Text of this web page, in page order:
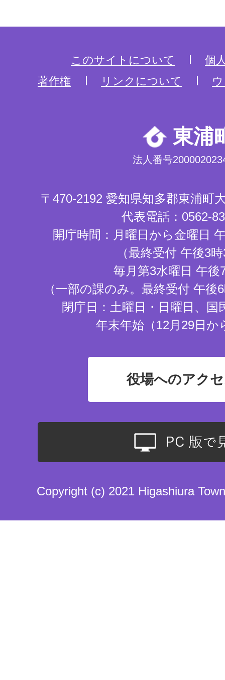
このサイトについて
個
著作権
リンクについて
東浦
法人番号
〒470-2192 愛知県知多郡東浦町
代表電話：0562-
開庁時間：月曜日から金曜日
（最終受付 午後3
毎月第3水曜日 午後
（一部の課のみ。最終受付 午
閉庁日：土曜日・日曜日、国
年末年始（12月29日か
役場へのアク
Copyright (c) 2021 Higashiura